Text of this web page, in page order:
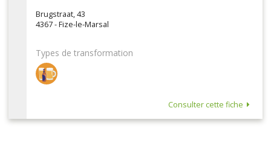
Brugstraat, 43
4367 - Fize-le-Marsal
Types de transformation
Consulter cette fiche